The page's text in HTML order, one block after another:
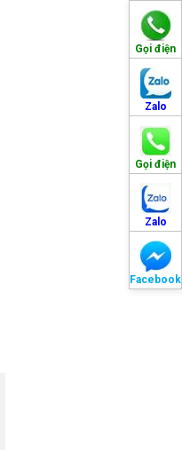
Gọi điện
Zalo
Gọi điện
Zalo
Facebook